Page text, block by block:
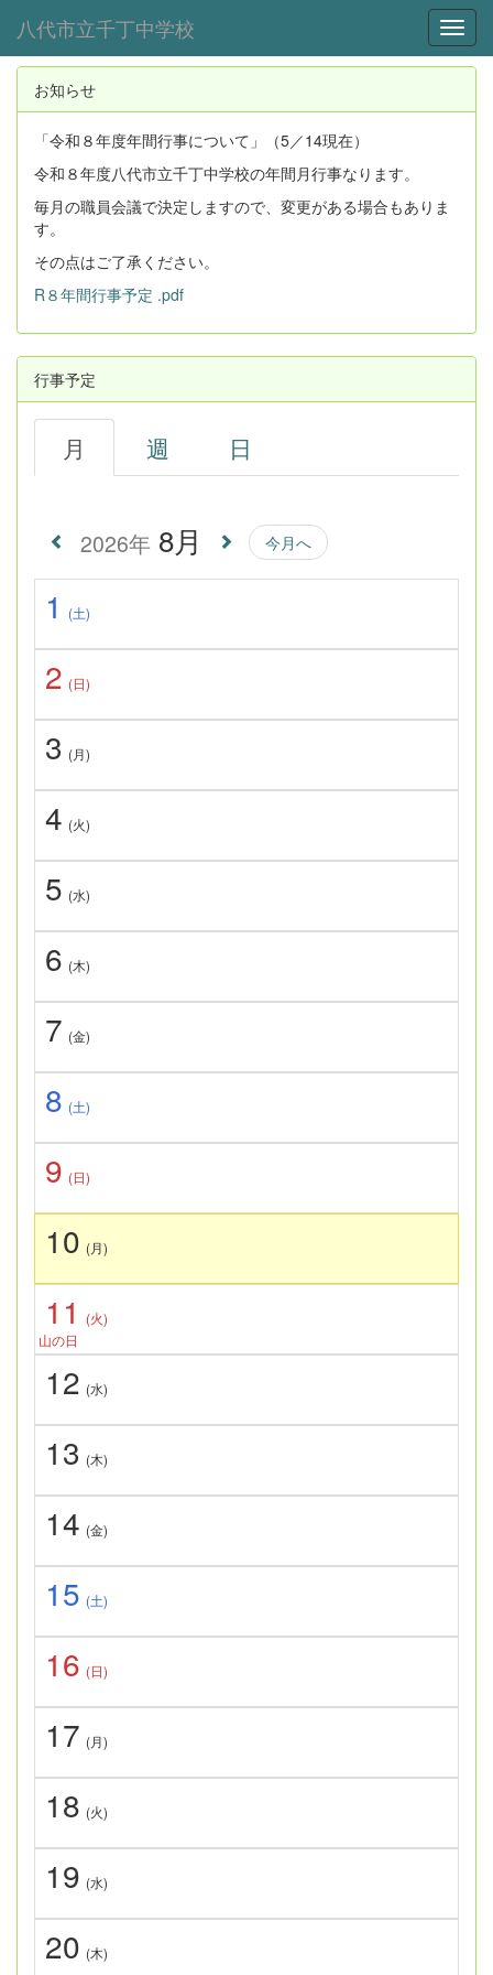
八代市立千丁中学校
お知らせ
「令和８年度年間行事について」（5／14現在）
令和８年度八代市立千丁中学校の年間月行事なります。
毎月の職員会議で決定しますので、変更がある場合もありま
す。
その点はご了承ください。
R８年間行事予定 .pdf
行事予定
月 週 日
2026年 8月 今月へ
1 (土)
2 (日)
3 (月)
4 (火)
5 (水)
6 (木)
7 (金)
8 (土)
9 (日)
10 (月)
11
(火)
山の日
12 (水)
13 (木)
14 (金)
15 (土)
16 (日)
17 (月)
18 (火)
19 (水)
20 (木)